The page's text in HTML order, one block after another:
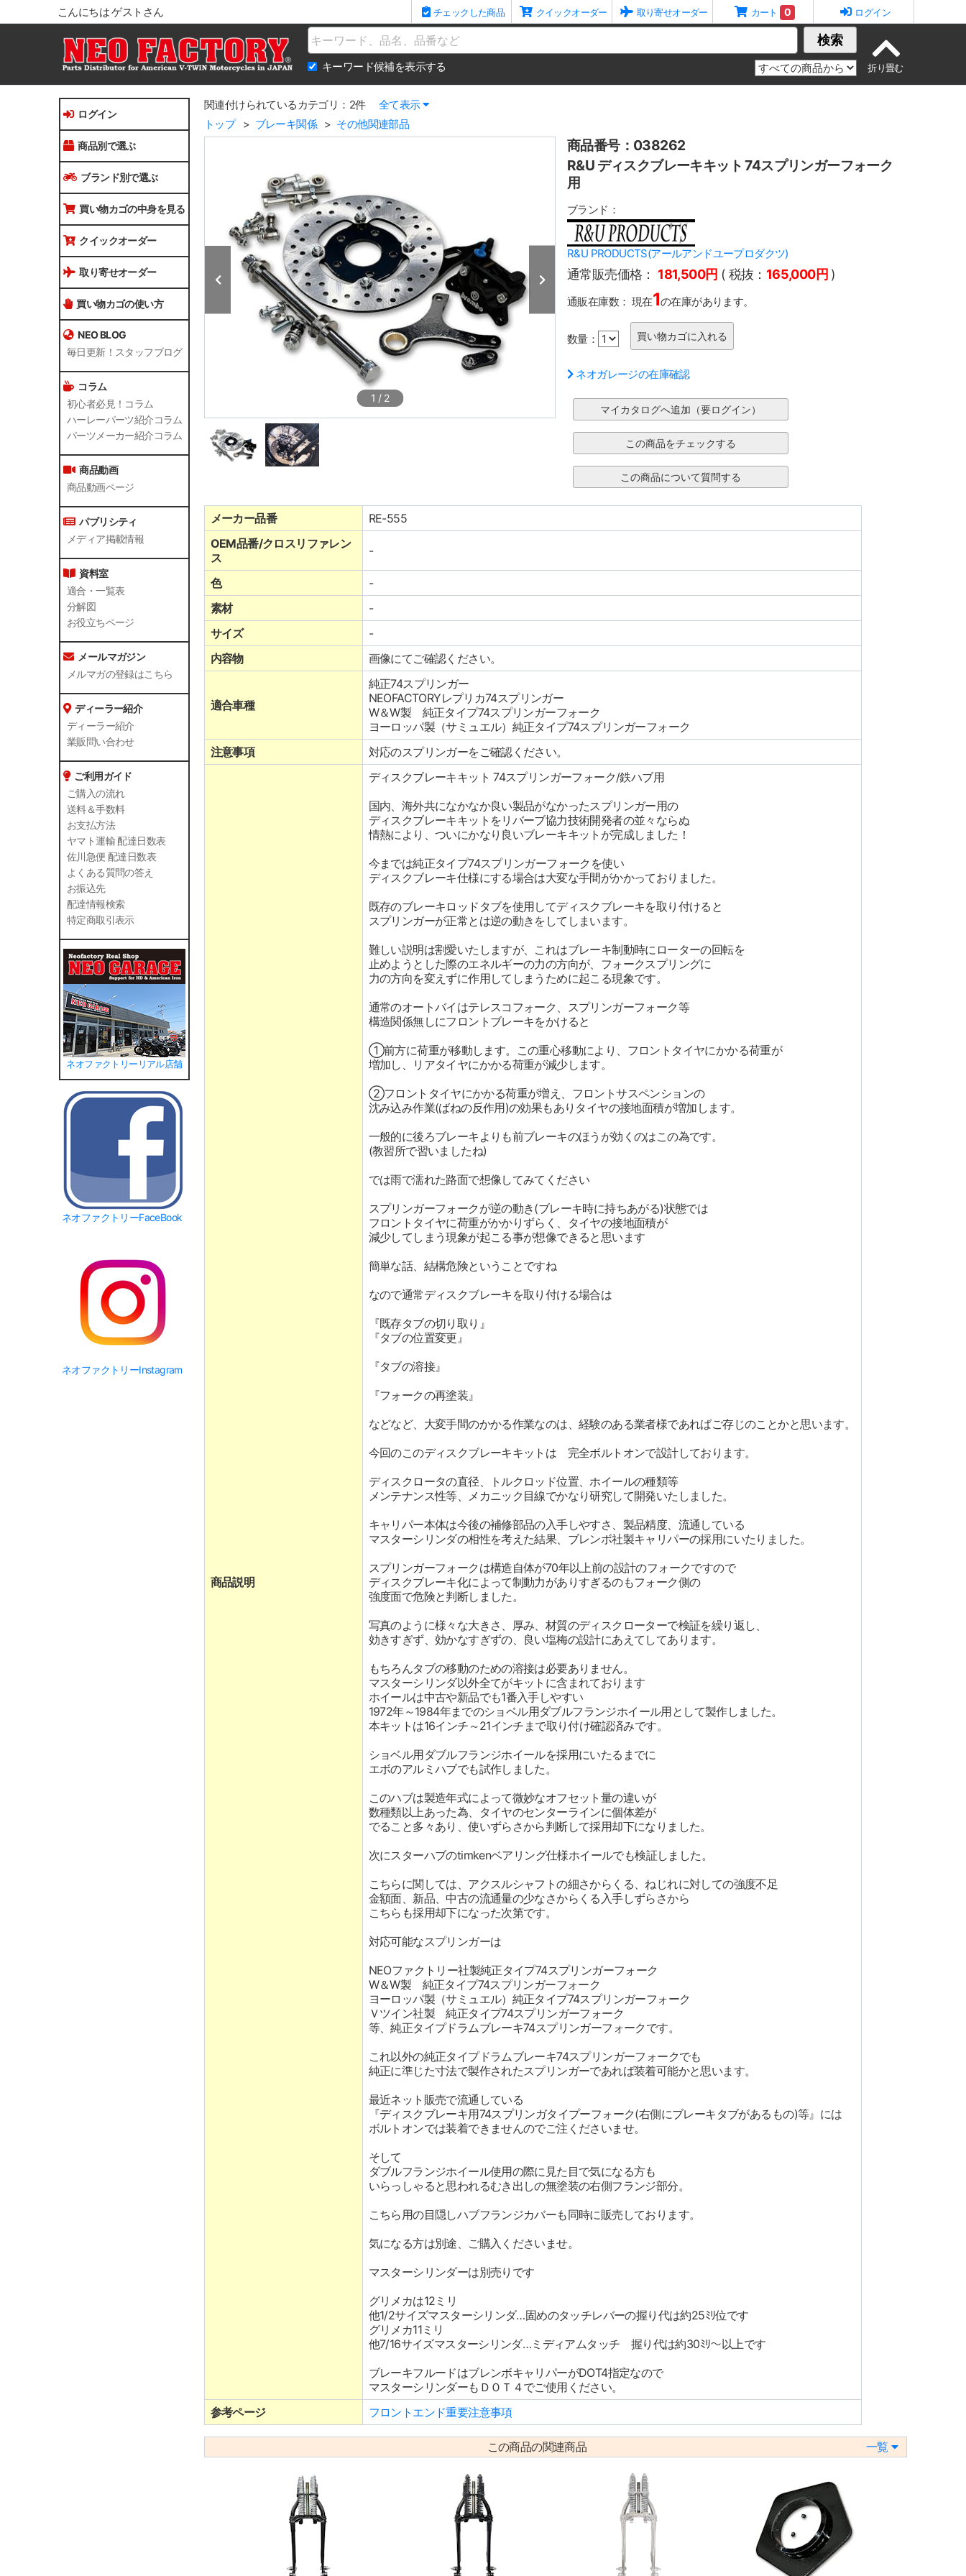
こんにちは ゲストさん チェックした商品 クイックオーダー 取り寄せオーダー カート 0 ログイン
Name 検索
キーワード候補を表示する
ログイン
商品別で選ぶ
ブランド別で選ぶ
買い物カゴの中身を見る
クイックオーダー
取り寄せオーダー
買い物カゴの使い方
NEO BLOG
毎日更新！スタッフブログ
コラム
初心者必見！コラム
ハーレーパーツ紹介コラム
パーツメーカー紹介コラム
商品動画
商品動画ページ
パブリシティ
メディア掲載情報
資料室
適合・一覧表
分解図
お役立ちページ
メールマガジン
メルマガの登録はこちら
ディーラー紹介
ディーラー紹介
業販問い合わせ
ご利用ガイド
ご購入の流れ
送料＆手数料
お支払方法
ヤマト運輸 配達日数表
佐川急便 配達日数表
よくある質問の答え
お振込先
配達情報検索
特定商取引表示
ネオファクトリーリアル店舗
ネオファクトリーFaceBook
ネオファクトリーInstagram
関連付けられているカテゴリ：2件
全て表示
トップ
ブレーキ関係 その他関連部品
1 / 2
商品番号：038262
R&U ディスクブレーキキット 74スプリンガーフォーク
用
ブランド：
R&U PRODUCTS(アールアンドユープロダクツ)
通常販売価格： 181,500円 ( 税抜： 165,000円 )
通販在庫数： 現在1の在庫があります。
数量：
ネオガレージの在庫確認
メーカー品番
RE-555
OEM品番/クロスリファレン
ス
-
色
-
素材
-
サイズ
-
内容物
画像にてご確認ください。
適合車種
純正74スプリンガー
NEOFACTORYレプリカ74スプリンガー
W＆W製 純正タイプ74スプリンガーフォーク
ヨーロッパ製（サミュエル）純正タイプ74スプリンガーフォーク
注意事項
対応のスプリンガーをご確認ください。
商品説明
ディスクブレーキキット 74スプリンガーフォーク/鉄ハブ用
国内、海外共になかなか良い製品がなかったスプリンガー用の
ディスクブレーキキットをリバーブ協力技術開発者の並々ならぬ
情熱により、ついにかなり良いブレーキキットが完成しました！
今までは純正タイプ74スプリンガーフォークを使い
ディスクブレーキ仕様にする場合は大変な手間がかかっておりました。
既存のブレーキロッドタブを使用してディスクブレーキを取り付けると
スプリンガーが正常とは逆の動きをしてしまいます。
難しい説明は割愛いたしますが、これはブレーキ制動時にローターの回転を
止めようとした際のエネルギーの力の方向が、フォークスプリングに
力の方向を変えずに作用してしまうために起こる現象です。
通常のオートバイはテレスコフォーク、スプリンガーフォーク等
構造関係無しにフロントブレーキをかけると
①前方に荷重が移動します。この重心移動により、フロントタイヤにかかる荷重が
増加し、リアタイヤにかかる荷重が減少します。
②フロントタイヤにかかる荷重が増え、フロントサスペンションの
沈み込み作業(ばねの反作用)の効果もありタイヤの接地面積が増加します。
一般的に後ろブレーキよりも前ブレーキのほうが効くのはこの為です。
(教習所で習いましたね)
では雨で濡れた路面で想像してみてください
スプリンガーフォークが逆の動き(ブレーキ時に持ちあがる)状態では
フロントタイヤに荷重がかかりずらく、タイヤの接地面積が
減少してしまう現象が起こる事が想像できると思います
簡単な話、結構危険ということですね
なので通常ディスクブレーキを取り付ける場合は
『既存タブの切り取り』
『タブの位置変更』
『タブの溶接』
『フォークの再塗装』
などなど、大変手間のかかる作業なのは、経験のある業者様であればご存じのことかと思います。
今回のこのディスクブレーキキットは 完全ボルトオンで設計しております。
ディスクロータの直径、トルクロッド位置、ホイールの種類等
メンテナンス性等、メカニック目線でかなり研究して開発いたしました。
キャリパー本体は今後の補修部品の入手しやすさ、製品精度、流通している
マスターシリンダの相性を考えた結果、ブレンボ社製キャリパーの採用にいたりました。
スプリンガーフォークは構造自体が70年以上前の設計のフォークですので
ディスクブレーキ化によって制動力がありすぎるのもフォーク側の
強度面で危険と判断しました。
写真のように様々な大きさ、厚み、材質のディスクローターで検証を繰り返し、
効きすぎず、効かなすぎずの、良い塩梅の設計にあえてしてあります。
もちろんタブの移動のための溶接は必要ありません。
マスターシリンダ以外全てがキットに含まれております
ホイールは中古や新品でも1番入手しやすい
1972年～1984年までのショベル用ダブルフランジホイール用として製作しました。
本キットは16インチ～21インチまで取り付け確認済みです。
ショベル用ダブルフランジホイールを採用にいたるまでに
エボのアルミハブでも試作しました。
このハブは製造年式によって微妙なオフセット量の違いが
数種類以上あった為、タイヤのセンターラインに個体差が
でること多々あり、使いずらさから判断して採用却下になりました。
次にスターハブのtimkenベアリング仕様ホイールでも検証しました。
こちらに関しては、アクスルシャフトの細さからくる、ねじれに対しての強度不足
金額面、新品、中古の流通量の少なさからくる入手しずらさから
こちらも採用却下になった次第です。
対応可能なスプリンガーは
NEOファクトリー社製純正タイプ74スプリンガーフォーク
W＆W製 純正タイプ74スプリンガーフォーク
ヨーロッパ製（サミュエル）純正タイプ74スプリンガーフォーク
Ｖツイン社製 純正タイプ74スプリンガーフォーク
等、純正タイプドラムブレーキ74スプリンガーフォークです。
これ以外の純正タイプドラムブレーキ74スプリンガーフォークでも
純正に準じた寸法で製作されたスプリンガーであれば装着可能かと思います。
最近ネット販売で流通している
『ディスクブレーキ用74スプリンガタイプーフォーク(右側にブレーキタブがあるもの)等』には
ボルトオンでは装着できませんのでご注くださいませ。
そして
ダブルフランジホイール使用の際に見た目で気になる方も
いらっしゃると思われるむき出しの無塗装の右側フランジ部分。
こちら用の目隠しハブフランジカバーも同時に販売しております。
気になる方は別途、ご購入くださいませ。
マスターシリンダーは別売りです
グリメカは12ミリ
他1/2サイズマスターシリンダ…固めのタッチレバーの握り代は約25ﾐﾘ位です
グリメカ11ミリ
他7/16サイズマスターシリンダ…ミディアムタッチ 握り代は約30ﾐﾘ～以上です
ブレーキフルードはブレンボキャリパーがDOT4指定なので
マスターシリンダーもＤＯＴ４でご使用ください。
参考ページ
フロントエンド重要注意事項
この商品の関連商品 一覧